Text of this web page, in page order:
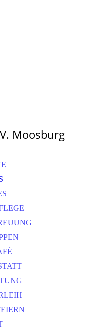
Moosburg